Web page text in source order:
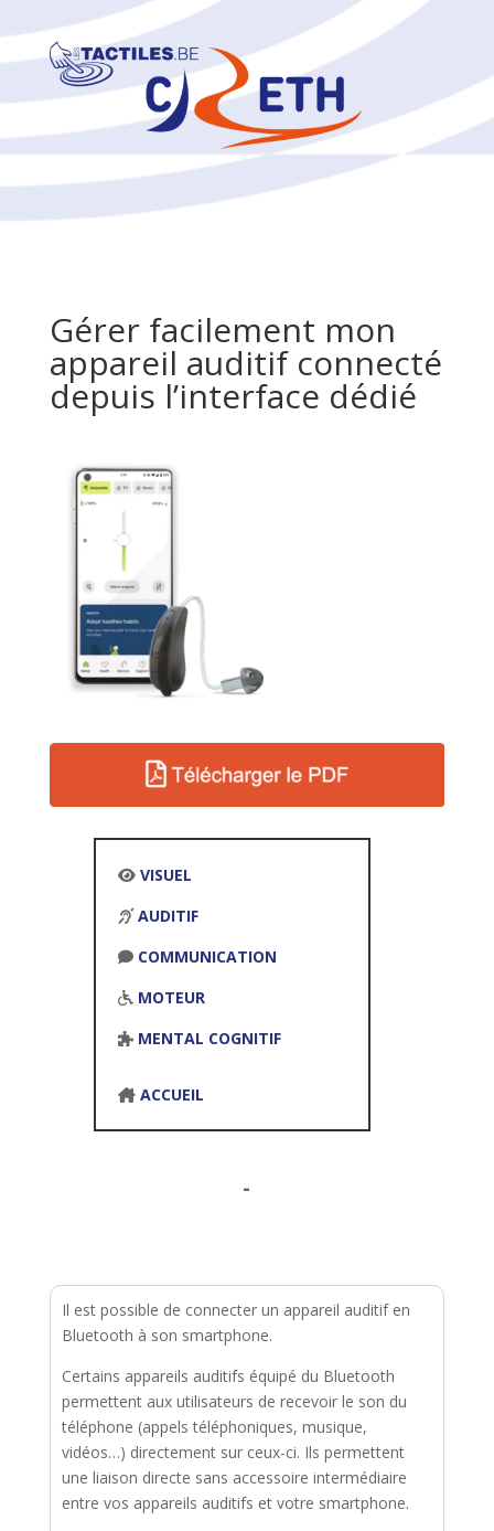
Gérer facilement mon
appareil auditif connecté
depuis l’interface dédié
VISUEL
AUDITIF
COMMUNICATION
MOTEUR
MENTAL COGNITIF
ACCUEIL
-
Il est possible de connecter un appareil auditif en
Bluetooth à son smartphone.
Certains appareils auditifs équipé du Bluetooth
permettent aux utilisateurs de recevoir le son du
téléphone (appels téléphoniques, musique,
vidéos…) directement sur ceux-ci. Ils permettent
une liaison directe sans accessoire intermédiaire
entre vos appareils auditifs et votre smartphone.